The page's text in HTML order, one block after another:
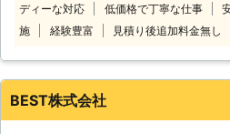
お客様の
ができる
ラスへの
でなく、
ディーな対応
低価格で丁寧な仕事
施
経験豊富 見積り後追加料金無し
BEST株式会社